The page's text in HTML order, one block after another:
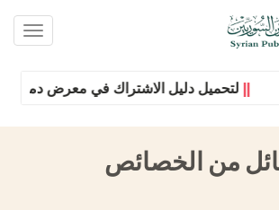
لتحميل دليل الاشتراك في معرض دمشق
من الخصائص